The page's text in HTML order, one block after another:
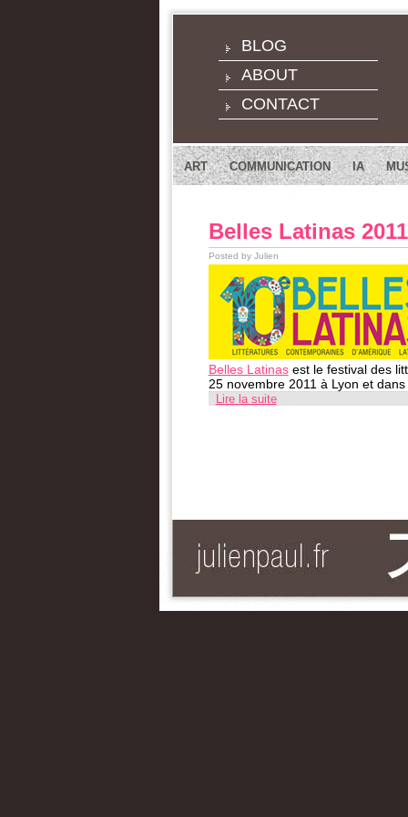
BLOG
ABOUT
CONTACT
ART COMMUNICATION IA
Belles Latinas 2011
Posted by Julien
Belles Latinasest le festival des
25 novembre 2011 à Lyon et dans
Lire la suite